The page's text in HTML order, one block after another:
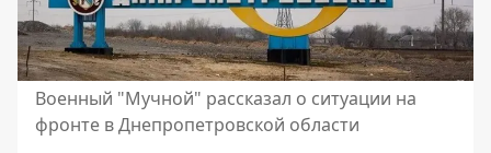
Военный "Мучной" рассказал о ситуации на
фронте в Днепропетровской области